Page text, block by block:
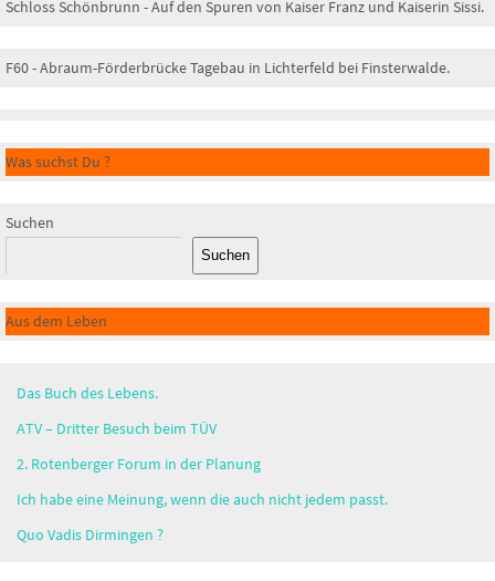
Schloss Schönbrunn - Auf den Spuren von Kaiser Franz und Kaiserin Sissi.
F60 - Abraum-Förderbrücke Tagebau in Lichterfeld bei Finsterwalde.
Was suchst Du ?
Suchen
Suchen
Aus dem Leben
Das Buch des Lebens.
ATV – Dritter Besuch beim TÜV
2. Rotenberger Forum in der Planung
Ich habe eine Meinung, wenn die auch nicht jedem passt.
Quo Vadis Dirmingen ?